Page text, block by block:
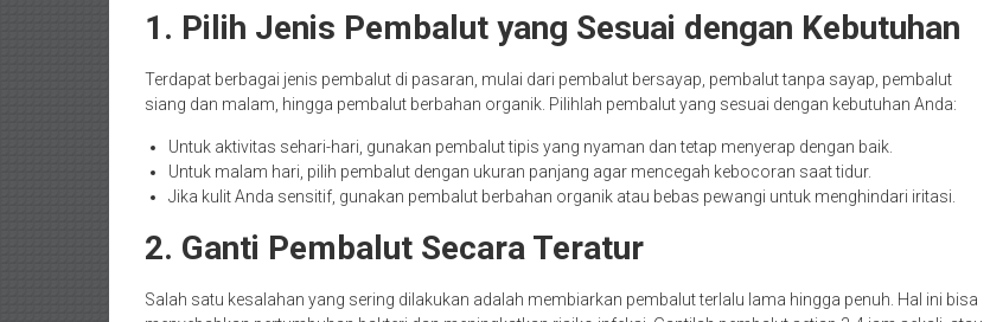
1. Pilih Jenis Pembalut yang Sesuai dengan Kebutuhan
Terdapat berbagai jenis pembalut di pasaran, mulai dari pembalut bersayap, pembalut tanpa sayap, pembalut
siang dan malam, hingga pembalut berbahan organik. Pilihlah pembalut yang sesuai dengan kebutuhan Anda:
Untuk aktivitas sehari-hari, gunakan pembalut tipis yang nyaman dan tetap menyerap dengan baik.
Untuk malam hari, pilih pembalut dengan ukuran panjang agar mencegah kebocoran saat tidur.
Jika kulit Anda sensitif, gunakan pembalut berbahan organik atau bebas pewangi untuk menghindari iritasi.
2. Ganti Pembalut Secara Teratur
Salah satu kesalahan yang sering dilakukan adalah membiarkan pembalut terlalu lama hingga penuh. Hal ini bisa